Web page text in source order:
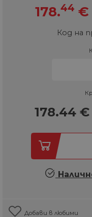
178.44 €
Код на
178.44 €
Добави в любими